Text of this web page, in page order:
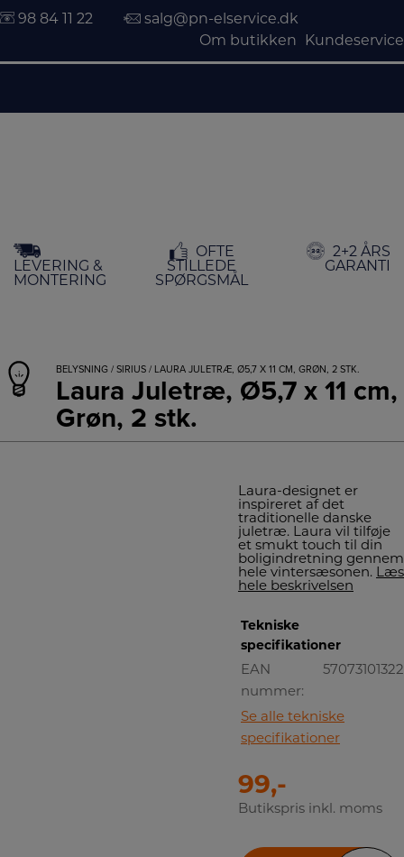
indholdet
98 84 11 22
salg@pn-elservice.dk
Om butikken
Kundeservice
LEVERING &
MONTERING
OFTE
STILLEDE
SPØRGSMÅL
2+2 ÅRS
GARANTI
BELYSNING / SIRIUS / LAURA JULETRÆ, Ø5,7 X 11 CM, GRØN, 2 STK.
Laura Juletræ, Ø5,7 x 11 cm,
Grøn, 2 stk.
Laura-designet er
inspireret af det
traditionelle danske
juletræ. Laura vil tilføje
et smukt touch til din
boligindretning gennem
hele vintersæsonen. Læs
hele beskrivelsen
Tekniske
specifikationer
EAN
nummer:
Se alle tekniske
specifikationer
99,-
Butikspris inkl. moms